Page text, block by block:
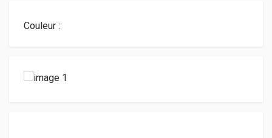
Couleur :